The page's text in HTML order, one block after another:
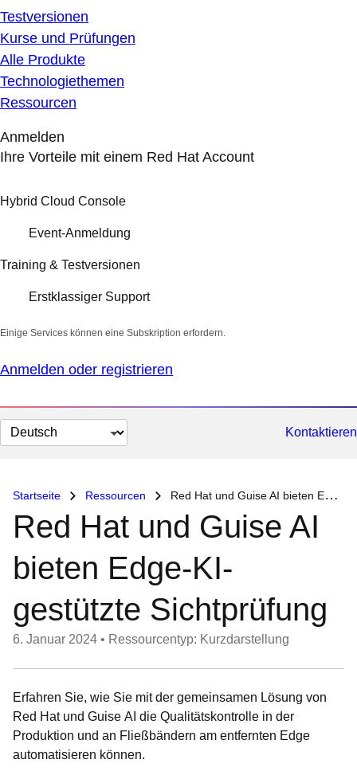
Testversionen
Kurse und Prüfungen
Alle Produkte
Technologiethemen
Ressourcen
Anmelden
Ihre Vorteile mit einem Red Hat Account
Hybrid Cloud Console
Event-Anmeldung
Training & Testversionen
Erstklassiger Support
Einige Services können eine Subskription erfordern.
Anmelden oder registrieren
Sprache
auswählen
Kontaktieren
Startseite Ressourcen Red Hat und Guise AI bieten Edge-KI-gestützte Sichtprüfung
Red Hat und Guise AI
bieten Edge-KI-
gestützte Sichtprüfung
6. Januar 2024 • Ressourcentyp: Kurzdarstellung
Erfahren Sie, wie Sie mit der gemeinsamen Lösung von
Red Hat und Guise AI die Qualitätskontrolle in der
Produktion und an Fließbändern am entfernten Edge
automatisieren können.